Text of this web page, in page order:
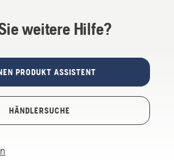
weitere Hilfe?
PRODUKT ASSISTENT
HÄNDLERSUCHE